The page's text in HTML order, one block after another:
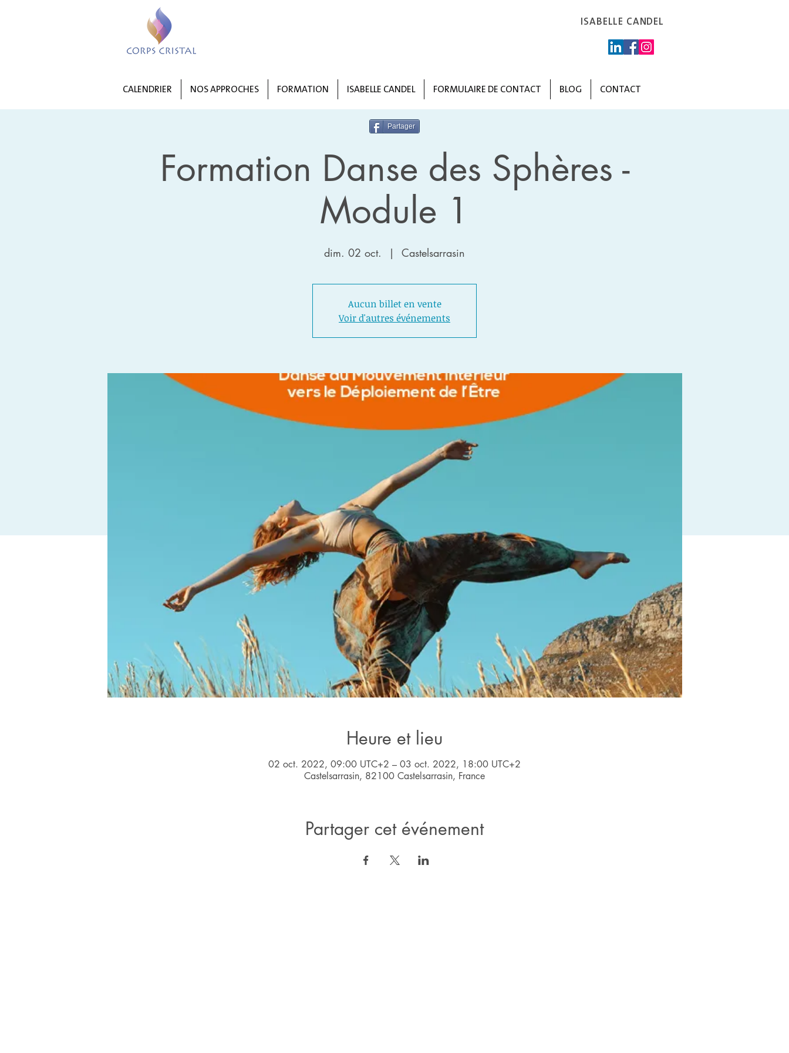
ISABELLE CANDEL
CALENDRIER NOS APPROCHES FORMATION ISABELLE CANDEL FORMULAIRE DE CONTACT BLOG CONTACT
Formation Danse des Sphères -
Module 1
dim. 02 oct.
  |
Castelsarrasin
Aucun billet en vente
Voir d'autres événements
Heure et lieu
02 oct. 2022, 09:00 UTC+2 – 03 oct. 2022, 18:00 UTC+2
Castelsarrasin, 82100 Castelsarrasin, France
Partager cet événement
Partager